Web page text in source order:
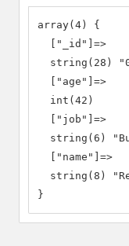
array(4) {
  ["_id"]=>
string(28)
  ["age"]=>
  int(42)
  ["job"]=>
string(6)
  ["name"]=>
string(8)
}